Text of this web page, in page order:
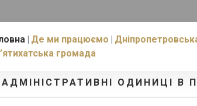
Де ми працюємо
громада
АДМІНІСТРАТИВНІ ОДИНИЦІ В